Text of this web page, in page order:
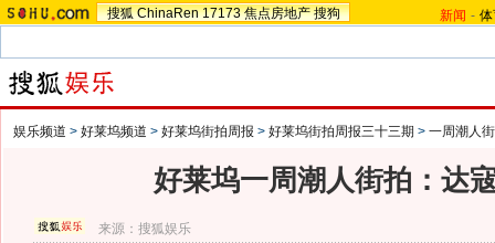
搜狐 ChinaRen 17173 焦点房地产 搜狗 新闻 -
娱乐频道 > 好莱坞频道 > 好莱坞街拍周报 > 好莱坞街拍周报三十三期 > 一周潮人
好莱坞一周潮人街拍：达
来源：搜狐娱乐